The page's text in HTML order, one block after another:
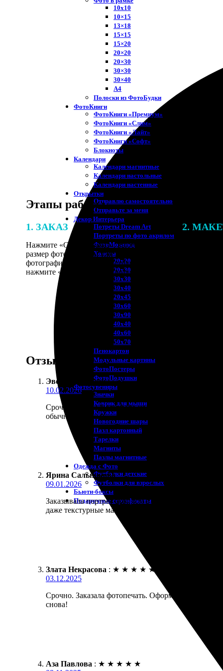
10х10
10×15
13×18
15×15
15×20
20×20
20×30
30×30
30×40
A4
Полоски из ФотоБудки
ФотоКниги
ФотоКниги «Премиум»
ФотоКниги «Слим»
ФотоКниги «Лайт»
ФотоКниги «Софт»
Блокноты
Календари
Календари магнитные
Календари настольные
Календари настенные
Открытки
Отправлю самостоятельно
Отправьте за меня
Декор Интерьера
Потреты Dream Art
Портреты по фото акрилом
ФотоМозаика
Холсты
20х20
20х30
30х30
30х40
20х45
30х60
30х90
40х40
40х60
50х70
Пенокартон
Модульные картины
ФотоПостеры
ФотоПодушки
Фотоcувениры
Значки
Коврик для мыши
Кружки
Новогодние шары
Пазл картонный
Тарелки
Магниты
Пазлы магнитные
Одежда с Фото
Футболки детские
Футболки для взрослых
Бьюти-боксы
Подарочные сертификаты
Этапы работы
1. ЗАКАЗ
Нажмите «Сделать заказ», выберите
размер фотографии и тип рамки. Загрузите
фотографии в онлайн-конструктор,
нажмите «Добавить в корзину».
2.
Отзывы
Эвелина Михеева :
10.02.2026
Срочно нужны были фото на визу. Сделали за час,
обычно.
Ярина Сальникова :
09.01.2026
Заказывала портрет акрилом в подарок мужу.
даже текстурные мазки видно.
Злата Некрасова : ★ ★ ★ ★ ★
03.12.2025
Срочно. Заказала фотопечать. Оформление
снова!
Аза Павлова : ★ ★ ★ ★ ★